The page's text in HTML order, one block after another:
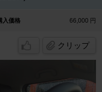
入価格 66,000 円
クリップ